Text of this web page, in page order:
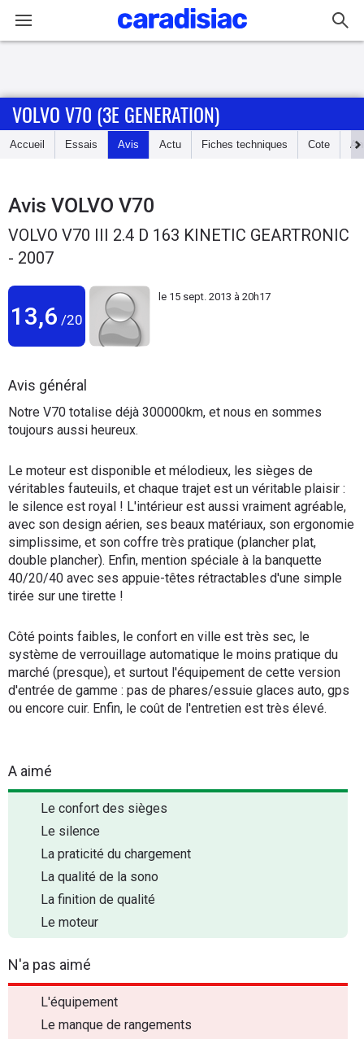
Accueil
Essais
Guide
d'achat
Utilitaires
Flottes
Forum
Moto
Marques
VOLVO V70 (3E GENERATION)
Accueil Essais Avis Actu Fiches techniques Cote
Avis VOLVO V70
VOLVO V70 III 2.4 D 163 KINETIC GEARTRONIC
- 2007
13,6 /20
le 15 sept. 2013 à 20h17
Avis général
Notre V70 totalise déjà 300000km, et nous en sommes
toujours aussi heureux.
Le moteur est disponible et mélodieux, les sièges de
véritables fauteuils, et chaque trajet est un véritable plaisir :
le silence est royal ! L'intérieur est aussi vraiment agréable,
avec son design aérien, ses beaux matériaux, son ergonomie
simplissime, et son coffre très pratique (plancher plat,
double plancher). Enfin, mention spéciale à la banquette
40/20/40 avec ses appuie-têtes rétractables d'une simple
tirée sur une tirette !
Côté points faibles, le confort en ville est très sec, le
système de verrouillage automatique le moins pratique du
marché (presque), et surtout l'équipement de cette version
d'entrée de gamme : pas de phares/essuie glaces auto, gps
ou encore cuir. Enfin, le coût de l'entretien est très élevé.
A aimé
Le confort des sièges
Le silence
La praticité du chargement
La qualité de la sono
La finition de qualité
Le moteur
N'a pas aimé
L'équipement
Le manque de rangements